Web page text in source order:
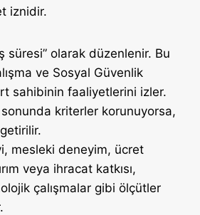
iznidir.
süresi” olarak düzenlenir. Bu
ve Sosyal Güvenlik
sahibinin faaliyetlerini izler.
kriterler korunuyorsa,
mesleki deneyim, ücret
veya ihracat katkısı,
çalışmalar gibi ölçütler